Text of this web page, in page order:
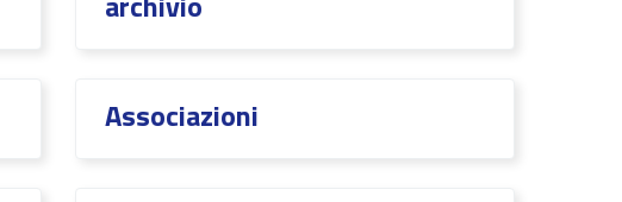
Associazioni